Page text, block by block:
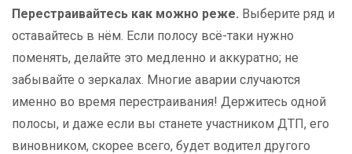
Перестраивайтесь как можно реже. Выберите ряд и
оставайтесь в нём. Если полосу всё-таки нужно
поменять, делайте это медленно и аккуратно; не
забывайте о зеркалах. Многие аварии случаются
именно во время перестраивания! Держитесь одной
полосы, и даже если вы станете участником ДТП, его
виновником, скорее всего, будет водител другого